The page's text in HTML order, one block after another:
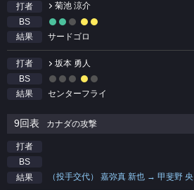
打者
菊池 涼介
BS
結果
サードゴロ
打者
坂本 勇人
BS
結果
センターフライ
9回表 カナダの攻撃
打者
BS
結果
（投手交代） 嘉弥真 新也 → 甲斐野 央